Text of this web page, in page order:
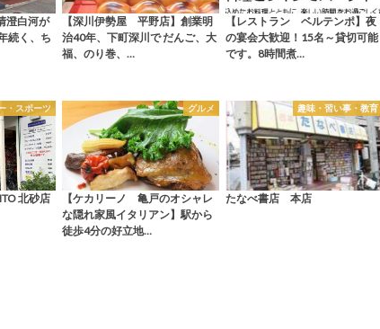
澄白河が
続く、ち
【深川伊勢屋 平野店】創業明
治40年、下町深川で だんご、大
福、のり巻、…
【レストラン ベルテンポ】夜
の宴会大歓迎！15名～貸切可能
です。8時間煮…
・スポーツ
北砂店
グルメ
【ケカリーノ 亀戸のオシャレ
な隠れ家風イタリアン】駅から
徒歩4分の好立地…
趣味・習い事・教育
たなべ書店 本店